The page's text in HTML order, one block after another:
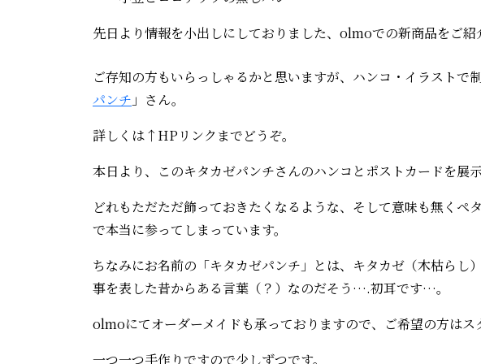
先日より情報を小出しにしておりました、olmoでの新商品をご紹
ご存知の方もいらっしゃるかと思いますが、ハンコ・イラストで
パンチ 」さん。
詳しくは↑HPリンクまでどうぞ。
本日より、このキタカゼパンチさんのハンコとポストカードを展
どれもただただ飾っておきたくなるような、そして意味も無くペ
で本当に参ってしまっています。
ちなみにお名前の「キタカゼパンチ」とは、キタカゼ（木枯らし
事を表した昔からある言葉（？）なのだそう….初耳です…。
olmoにてオーダーメイドも承っておりますので、ご希望の方はス
一つ一つ手作りですので少しずつです。